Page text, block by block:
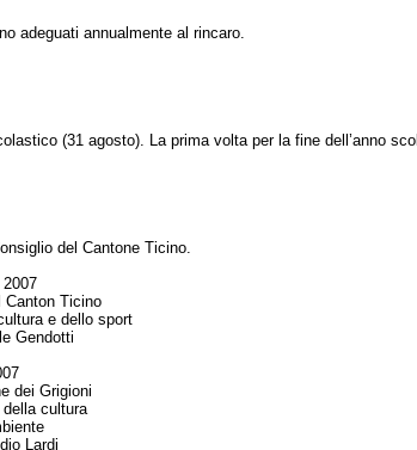
adeguati annualmente al rincaro.
(31 agosto). La prima volta per la fine dell’anno
del Cantone Ticino.
Canton Ticino
e dello sport
Gendotti
dei Grigioni
della cultura
Lardi